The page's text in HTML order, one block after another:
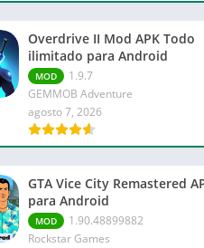
Overdrive II Mod APK Todo
ilimitado para Android
MOD
1.9.7
GEMMOB Adventure
agosto 7, 2026
GTA Vice City Remastered
para Android
MOD
1.90.48899882
Rockstar Games